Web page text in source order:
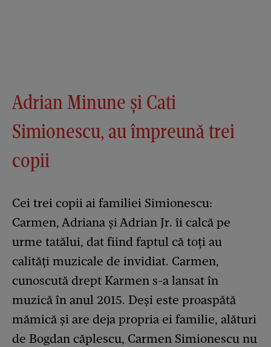
Adrian Minune și Cati
Simionescu, au împreună trei
copii
Cei trei copii ai familiei Simionescu:
Carmen, Adriana și Adrian Jr. îi calcă pe
urme tatălui, dat fiind faptul că toți au
calități muzicale de invidiat. Carmen,
cunoscută drept Karmen s-a lansat în
muzică în anul 2015. Deși este proaspătă
mămică și are deja propria ei familie, alături
de Bogdan căplescu, Carmen Simionescu nu